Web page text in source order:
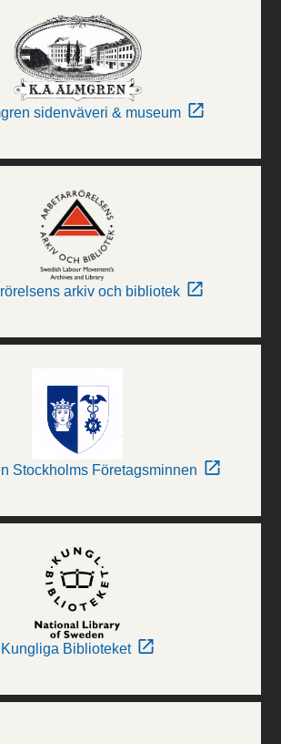
sidenväveri & museum
arkiv och bibliotek
Stockholms Företagsminnen
Kungliga Biblioteket